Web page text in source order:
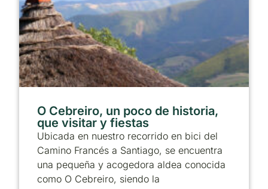
O Cebreiro, un poco de historia,
que visitar y fiestas
Ubicada en nuestro recorrido en bici del
Camino Francés a Santiago, se encuentra
una pequeña y acogedora aldea conocida
como O Cebreiro, siendo la